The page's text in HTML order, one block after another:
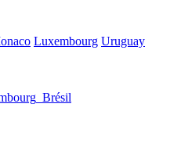
Luxembourg Uruguay
Brésil